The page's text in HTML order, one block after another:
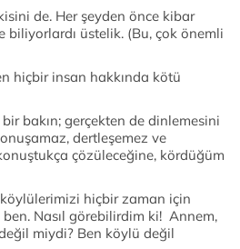
Her şeyden önce kibar
biliyorlardı üstelik. (Bu, çok önemli
insan hakkında kötü
gerçekten de dinlemesini
dertleşemez ve
çözüleceğine, kördüğüm
hiçbir zaman için
Nasıl görebilirdim ki! Annem,
miydi? Ben köylü değil